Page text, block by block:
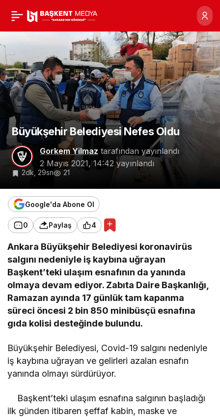
Büyükşehir Belediyesi Nefes Oldu
Gorkem Yilmaz tarafından yayınlandı
2 Mayıs 2021, 14:42 yayınlandı
2dk, 29sn 21
Google'da Abone Ol
0 Paylaş 4
Ankara Büyükşehir Belediyesi koronavirüs
salgını nedeniyle iş kaybına uğrayan
Başkent’teki ulaşım esnafının da yanında
olmaya devam ediyor. Zabıta Daire Başkanlığı,
Ramazan ayında 17 günlük tam kapanma
süreci öncesi 2 bin 850 minibüsçü esnafına
gıda kolisi desteğinde bulundu.
Büyükşehir Belediyesi, Covid-19 salgını nedeniyle
iş kaybına uğrayan ve gelirleri azalan esnafın
yanında olmayı sürdürüyor.
Başkent’teki ulaşım esnafına salgının başladığı
ilk günden itibaren şeffaf kabin, maske ve
Büyükşehir Belediyesi 0